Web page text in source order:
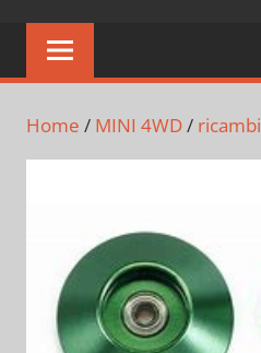
Home / MINI 4WD/ ricambi